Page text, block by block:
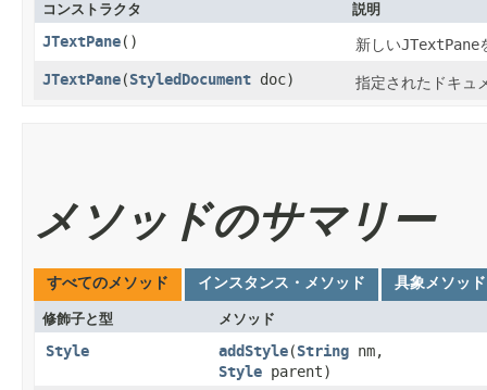
コンストラクタ 説明
JTextPane() 新しいJTextPane
JTextPane​(StyledDocument doc) 指定されたドキュ
メソッドのサマリー
すべてのメソッド インスタンス・メソッド 具象メソッド
修飾子と型 メソッド
Style addStyle​(String nm,
Style parent)